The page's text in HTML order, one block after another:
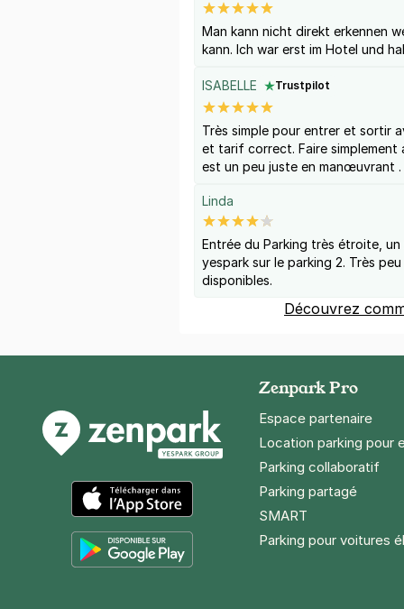
Man kann nicht direkt erkennen
kann. Ich war erst im Hotel und
ISABELLE Trustpilot
Très simple pour entrer et sortir
et tarif correct. Faire
est un peu juste en manœuvrant .
Linda
Entrée du Parking très étroite, un
yespark sur le parking 2. Très
disponibles.
Découvrez
App Store
Zenpark Pro
Espace partenaire
Location parking pour
Parking collaboratif
Parking partagé
SMART
Parking pour voitures